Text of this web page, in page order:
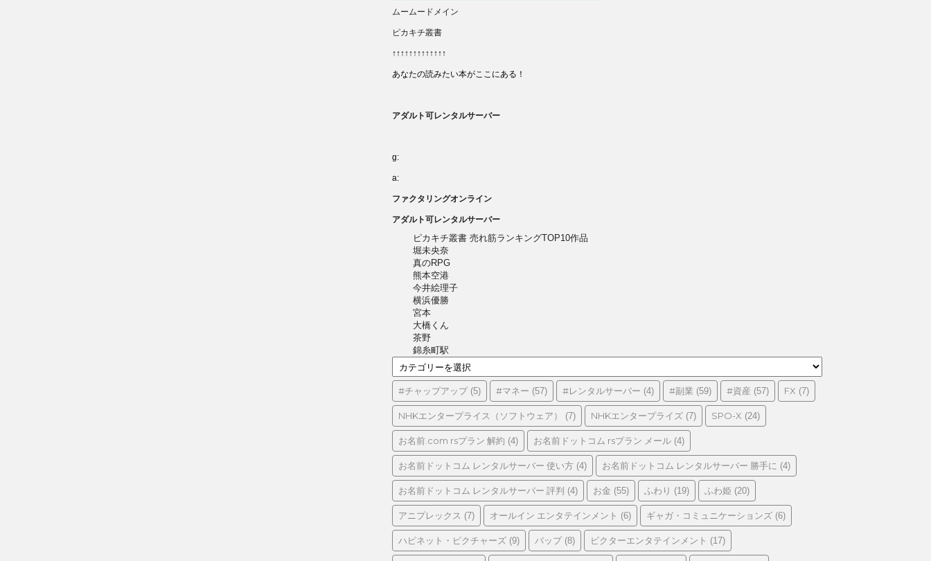
ムームードメイン
ピカキチ叢書
↑↑↑↑↑↑↑↑↑↑↑↑↑
あなたの読みたい本がここにある！
アダルト可レンタルサーバー
g:
a:
ファクタリングオンライン
アダルト可レンタルサーバー
ピカキチ叢書 売れ筋ランキングTOP10作品
堀未央奈
真のRPG
熊本空港
今井絵理子
横浜優勝
宮本
大橋くん
茶野
錦糸町駅
テ
ゴ
リ
ー
#チャップアップ(5) #マネー (57) #レンタルサーバー (4) #副業 (59) #資産 (57) FX (7)
NHKエンタープライス（ソフトウェア） (7) NHKエンタープライズ (7) SPO-X (24)
お名前.com rsプラン 解約 (4) お名前ドットコム rsプラン メール (4)
お名前ドットコム レンタルサーバー 使い方 (4) お名前ドットコム レンタルサーバー 勝手に (4)
お名前ドットコム レンタルサーバー 評判 (4) お金 (55) ふわり (19) ふわ姫 (20)
アニプレックス (7) オールイン エンタテインメント (6) ギャガ・コミュニケーションズ (6)
ハピネット・ピクチャーズ (9) バップ(8) ビクターエンタテインメント (17)